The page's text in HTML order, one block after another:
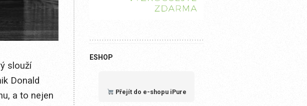
slouží
Donald
a to nejen
ESHOP
Přejít do e-shopu iPure